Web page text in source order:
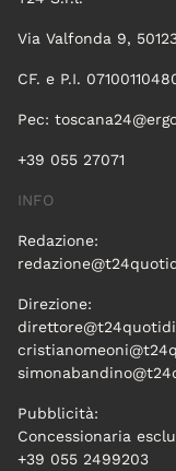
Via Valfonda 9,
CF. e P.I.
Pec:
+39 055 27071
INFO
Redazione:
Direzione:
Pubblicità:
Concessionaria
+39 055 2499203